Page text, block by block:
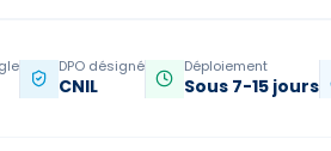
DPO désigné
CNIL
Déploiement
Sous 7-15 jours